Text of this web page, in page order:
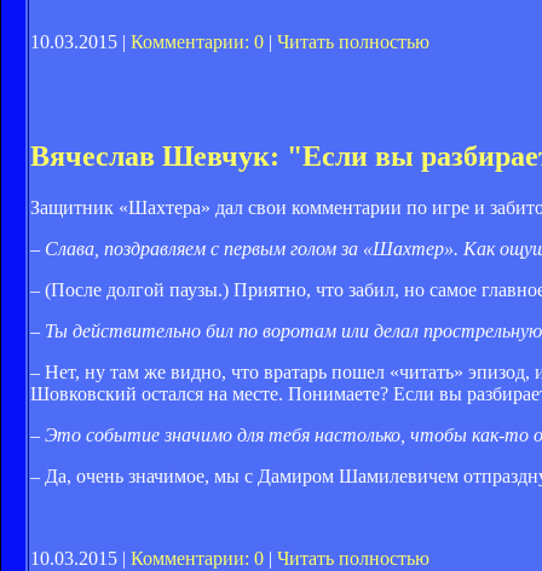
10.03.2015 | Комментарии: 0 | Читать полностью
Вячеслав Шевчук: "Если вы
Защитник «Шахтера» дал свои комментарии по игре и
– Слава, поздравляем с первым голом за «Шахтер». Как
– (После долгой паузы.) Приятно, что забил, но самое
– Ты действительно бил по воротам или делал
– Нет, ну там же видно, что вратарь пошел «читать»
Шовковский остался на месте. Понимаете? Если вы
– Это событие значимо для тебя настолько, чтобы как-то
– Да, очень значимое, мы с Дамиром Шамилевичем
10.03.2015 | Комментарии: 0 | Читать полностью